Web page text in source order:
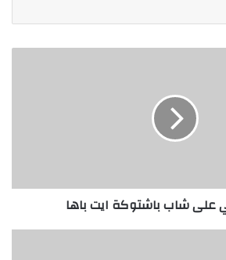
شاب باشتوكة ايت باها